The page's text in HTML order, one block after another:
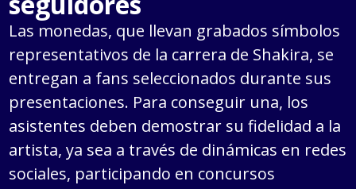
Las monedas, que llevan grabados símbolos
representativos de la carrera de Shakira, se
entregan a fans seleccionados durante sus
presentaciones. Para conseguir una, los
asistentes deben demostrar su fidelidad a la
artista, ya sea a través de dinámicas en redes
sociales, participando en concursos